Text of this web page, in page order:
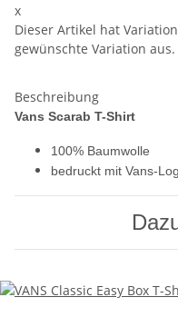
x
Dieser Artikel hat
gewünschte Variation aus.
Beschreibung
Vans Scarab T-Shirt
100% Baumwolle
bedruckt mit Vans-